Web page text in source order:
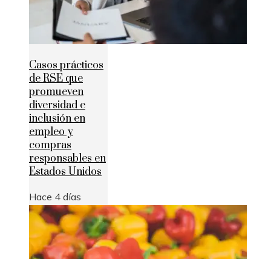
Casos prácticos
de RSE que
promueven
diversidad e
inclusión en
empleo y
compras
responsables en
Estados Unidos
Hace 4 días